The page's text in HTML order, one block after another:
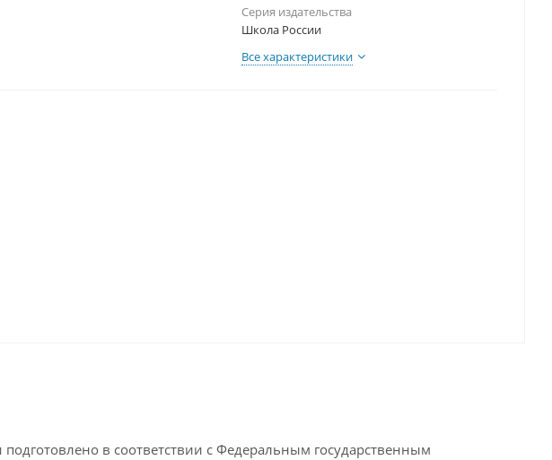
Серия издательства
Школа России
Все характеристики
в соответствии с Федеральным государственным